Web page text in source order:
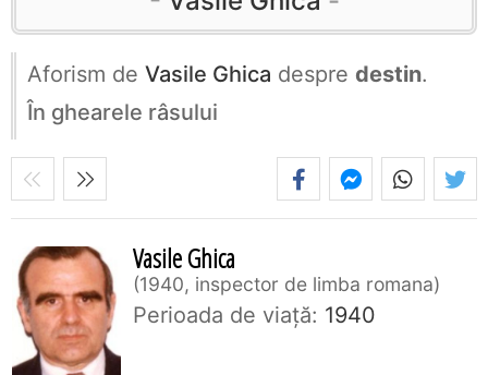
Aforism de Vasile Ghica despre destin.
În ghearele râsului
Vasile Ghica
1940, inspector de limba romana
Perioada de viaţă: 1940